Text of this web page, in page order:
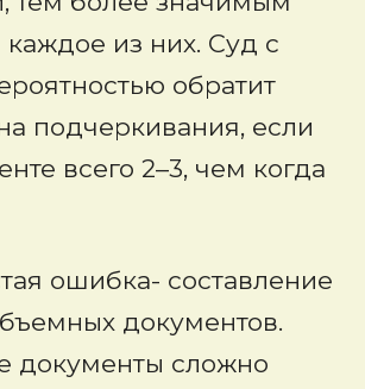
каждое из них. Суд с
обратит
подчеркивания, если
всего 2–3, чем когда
ошибка- составление
документов.
документы сложно